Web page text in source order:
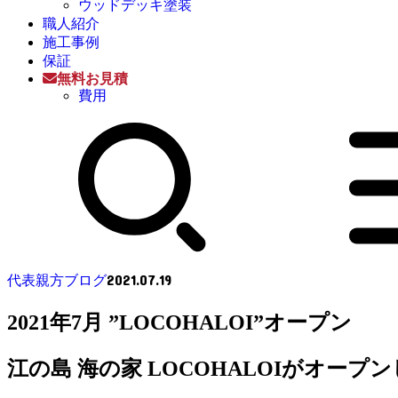
ウッドデッキ塗装
職人紹介
施工事例
保証
無料お見積
費用
代表親方ブログ2021.07.19
2021年7月 ”LOCOHALOI”オープン
江の島 海の家 LOCOHALOIがオープン